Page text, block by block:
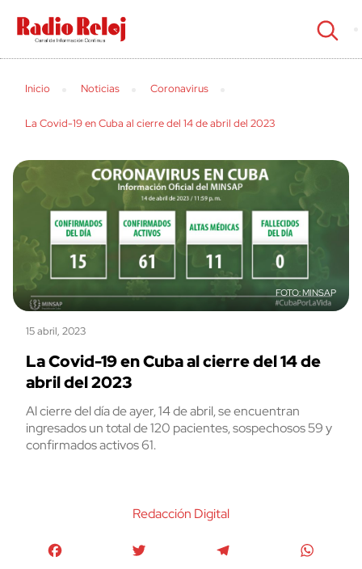
cerrar
Inicio Noticias Coronavirus
La Covid-19 en Cuba al cierre del 14 de abril del 2023
MINSAP
15 abril, 2023
La Covid-19 en Cuba al cierre del 14 de
abril del 2023
Al cierre del día de ayer, 14 de abril, se encuentran
ingresados un total de 120 pacientes, sospechosos 59 y
confirmados activos 61.
Redacción Digital